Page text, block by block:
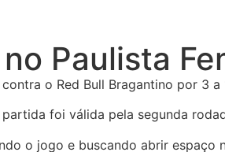
Paulista
o Red Bull Bragantino por 3 a
foi válida pela segunda
o jogo e buscando abrir